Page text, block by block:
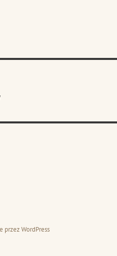
przez WordPress